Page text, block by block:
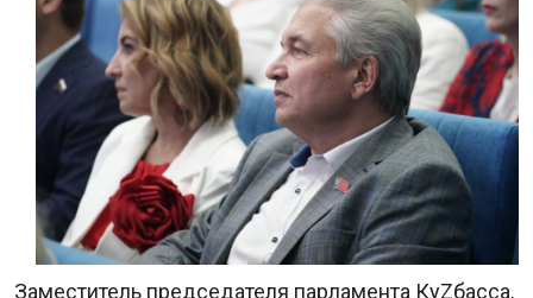
Заместитель председателя парламента КуZбасса,